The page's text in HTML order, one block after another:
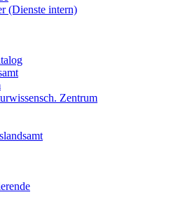
(Dienste intern)
Zentrum